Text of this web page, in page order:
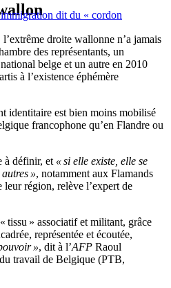
dit du « cordon
droite wallonne n’a jamais
des représentants, un
belge et un autre en 2010
à l’existence éphémère
identitaire est bien moins mobilisé
francophone qu’en Flandre ou
à définir, et « si elle existe, elle se
», notamment aux Flamands
leur région, relève l’expert de
tissu » associatif et militant, grâce
représentée et écoutée,
», dit à l’AFP Raoul
travail de Belgique (PTB,